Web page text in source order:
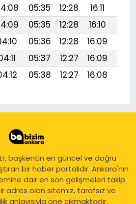
05:35 12:28 16:11
05:35 12:28 16:10
05:36 12:28 16:09
05:37 12:27 16:09
05:38 12:27 16:08
başkentin en güncel ve doğru
bir haber portalıdır. Ankara'nın
dair en son gelişmeleri takip
adres olan sitemiz, tarafsız ve
anlayışıyla öne çıkmaktadır.